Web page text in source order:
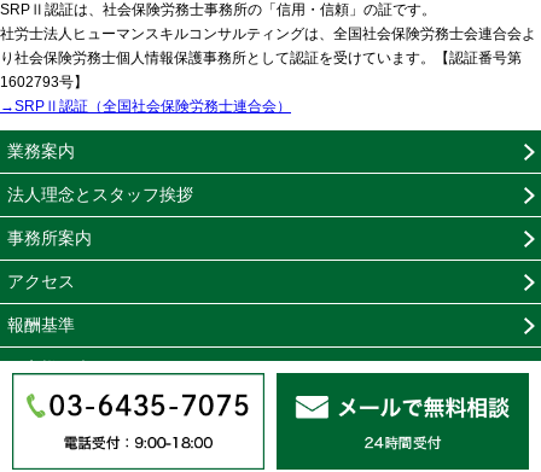
SRPⅡ認証は、社会保険労務士事務所の「信用・信頼」の証です。
社労士法人ヒューマンスキルコンサルティングは、全国社会保険労務士会連合会よ
り社会保険労務士個人情報保護事務所として認証を受けています。【認証番号第
1602793号】
→SRPⅡ認証（全国社会保険労務士連合会）
業務案内
法人理念とスタッフ挨拶
事務所案内
アクセス
報酬基準
お客様の声
無料相談